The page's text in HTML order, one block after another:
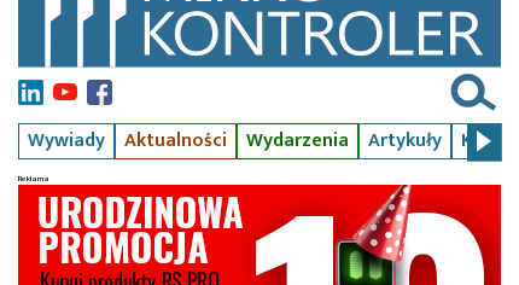
Wywiady Aktualności Wydarzenia Artykuły Kursy